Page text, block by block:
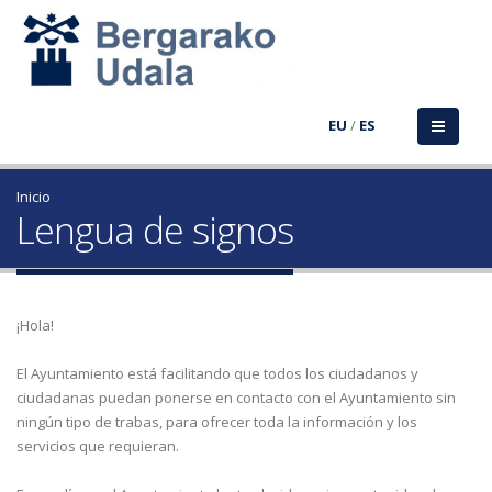
EU / ES
Inicio
Lengua de signos
¡Hola!
El Ayuntamiento está facilitando que todos los ciudadanos y
ciudadanas puedan ponerse en contacto con el Ayuntamiento sin
ningún tipo de trabas, para ofrecer toda la información y los
servicios que requieran.